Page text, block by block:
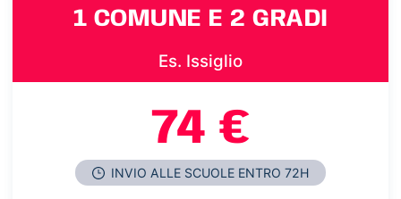
1 COMUNE E 2 GRADI
Es. Issiglio
74 €
INVIO ALLE SCUOLE ENTRO 72H